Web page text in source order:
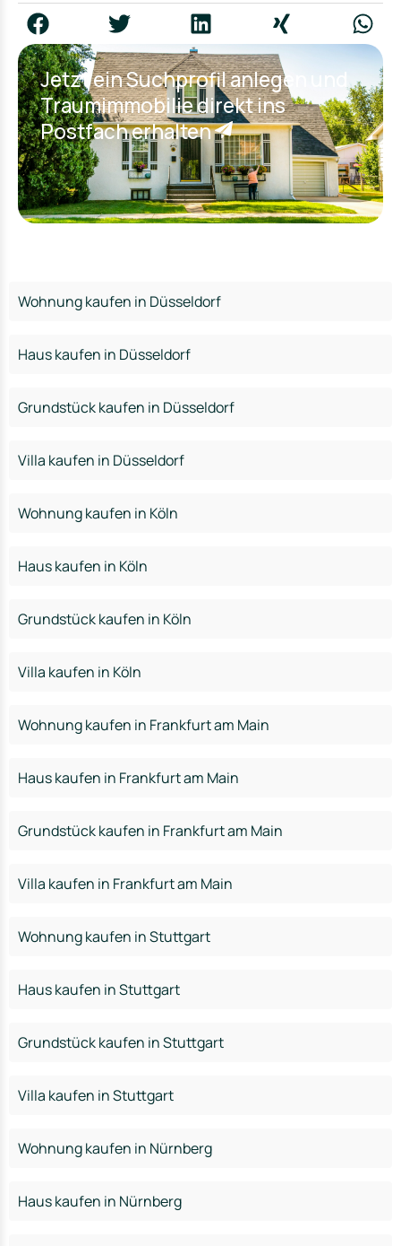
Jetzt ein Suchprofil anlegen und
Traumimmobilie direkt ins
Postfach erhalten
Wohnung kaufen in Düsseldorf
Haus kaufen in Düsseldorf
Grundstück kaufen in Düsseldorf
Villa kaufen in Düsseldorf
Wohnung kaufen in Köln
Haus kaufen in Köln
Grundstück kaufen in Köln
Villa kaufen in Köln
Wohnung kaufen in Frankfurt am Main
Haus kaufen in Frankfurt am Main
Grundstück kaufen in Frankfurt am Main
Villa kaufen in Frankfurt am Main
Wohnung kaufen in Stuttgart
Haus kaufen in Stuttgart
Grundstück kaufen in Stuttgart
Villa kaufen in Stuttgart
Wohnung kaufen in Nürnberg
Haus kaufen in Nürnberg